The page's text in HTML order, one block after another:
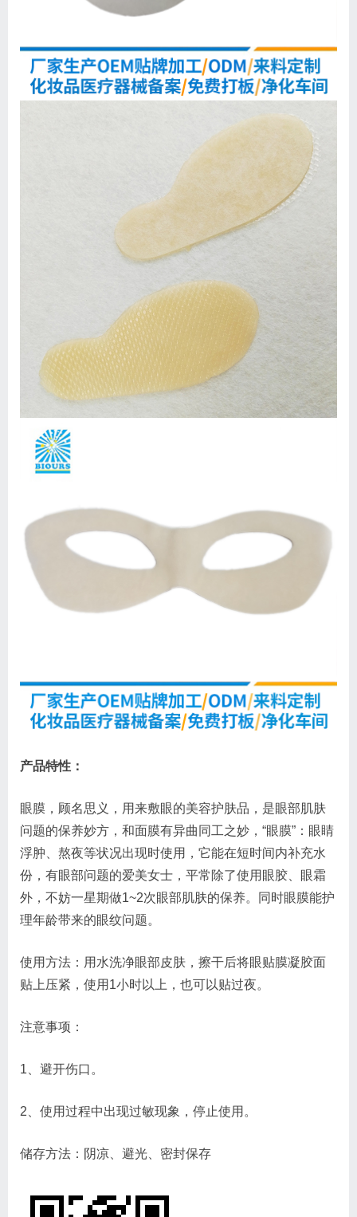
产品特性：
眼膜，顾名思义，用来敷眼的美容护肤品，是眼部肌肤
问题的保养妙方，和面膜有异曲同工之妙，“眼膜”：眼睛
浮肿、熬夜等状况出现时使用，它能在短时间内补充水
份，有眼部问题的爱美女士，平常除了使用眼胶、眼霜
外，不妨一星期做1~2次眼部肌肤的保养。同时眼膜能护
理年龄带来的眼纹问题。
使用方法：用水洗净眼部皮肤，擦干后将眼贴膜凝胶面
贴上压紧，使用1小时以上，也可以贴过夜。
注意事项：
1、避开伤口。
2、使用过程中出现过敏现象，停止使用。
储存方法：阴凉、避光、密封保存